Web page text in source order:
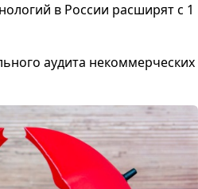
в России расширят с 1
аудита некоммерческих